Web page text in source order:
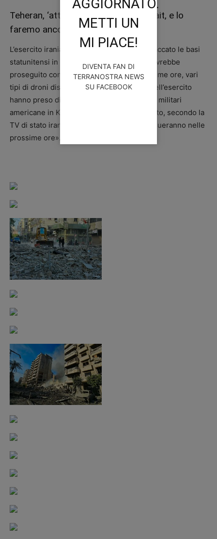
Teheran, ‘attaccate basi Usa in Kuwait, e lo
faremo ancora’
L’esercito iraniano ha dichiarato di aver attaccato le basi
statunitensi in Kuwait e ha promesso che avrebbe
proseguito con ulteriori attacchi. «Nelle ultime ore, vari
tipi di droni distruttivi delle forze di terra dell’esercito
hanno preso di mira in gran numero le basi militari
americane in Kuwait», ha dichiarato l’esercito, secondo la
TV di stato iraniana. «Questi attacchi continueranno nelle
prossime ore».
AGGIORNATO.
METTI UN
MI PIACE!
DIVENTA FAN DI
TERRANOSTRA NEWS
SU FACEBOOK